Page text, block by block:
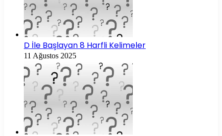
D İle Başlayan 8 Harfli Kelimeler
11 Ağustos 2025